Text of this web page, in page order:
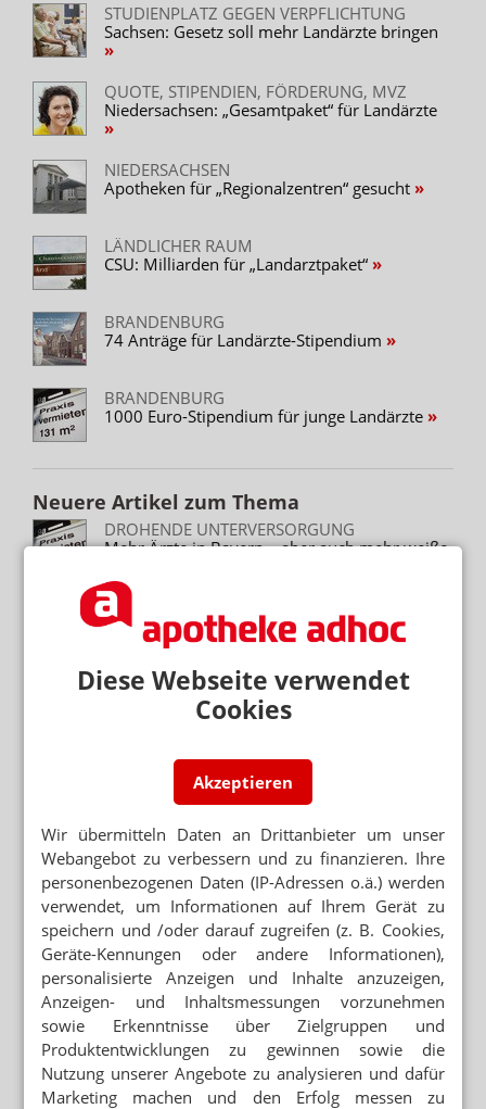
Diese Webseite verwendet
Cookies
Akzeptieren
Wir übermitteln Daten an Drittanbieter um unser
Webangebot zu verbessern und zu finanzieren. Ihre
personenbezogenen Daten (IP-Adressen o.ä.) werden
verwendet, um Informationen auf Ihrem Gerät zu
speichern und /oder darauf zugreifen (z. B. Cookies,
Geräte-Kennungen oder andere Informationen),
personalisierte Anzeigen und Inhalte anzuzeigen,
Anzeigen- und Inhaltsmessungen vorzunehmen
sowie Erkenntnisse über Zielgruppen und
Produktentwicklungen zu gewinnen sowie die
Nutzung unserer Angebote zu analysieren und dafür
Marketing machen und den Erfolg messen zu
STUDIENPLATZ GEGEN VERPFLICHTUNG
Sachsen: Gesetz soll mehr Landärzte bringen
QUOTE, STIPENDIEN, FÖRDERUNG, MVZ
Niedersachsen: „Gesamtpaket“ für Landärzte
NIEDERSACHSEN
Apotheken für „Regionalzentren“ gesucht
LÄNDLICHER RAUM
CSU: Milliarden für „Landarztpaket“
BRANDENBURG
74 Anträge für Landärzte-Stipendium
BRANDENBURG
1000 Euro-Stipendium für junge Landärzte
Neuere Artikel zum Thema
DROHENDE UNTERVERSORGUNG
Mehr Ärzte in Bayern – aber auch mehr weiße
ERLEICHTERUNGEN FÜR STUDIENPLÄTZE
Landarzt-Studium: Nur 300 Bewerbungen
BAYERN SETZT PROGRAMM
Studienplatz über die „Landarztquote“
BIS ZU 60.000 EURO
1000 Landarztpraxen gefördert
Mehr zum Thema
„DIESE REGIERUNG MUSS WEG“
Protest gegen die Bundesregierung
ÜBER 240 FÄLLE
West-Nil-Fieber in Europa
MEHR HITZETOTE
Hitzeschutz: Was tut die Bundesregierung?